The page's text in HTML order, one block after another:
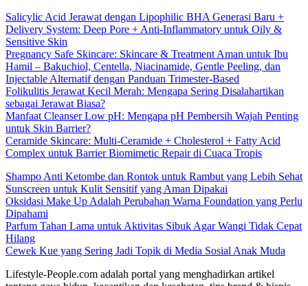
Salicylic Acid Jerawat dengan Lipophilic BHA Generasi Baru +
Delivery System: Deep Pore + Anti-Inflammatory untuk Oily &
Sensitive Skin
Pregnancy Safe Skincare: Skincare & Treatment Aman untuk Ibu
Hamil – Bakuchiol, Centella, Niacinamide, Gentle Peeling, dan
Injectable Alternatif dengan Panduan Trimester-Based
Folikulitis Jerawat Kecil Merah: Mengapa Sering Disalahartikan
sebagai Jerawat Biasa?
Manfaat Cleanser Low pH: Mengapa pH Pembersih Wajah Penting
untuk Skin Barrier?
Ceramide Skincare: Multi-Ceramide + Cholesterol + Fatty Acid
Complex untuk Barrier Biomimetic Repair di Cuaca Tropis
Shampo Anti Ketombe dan Rontok untuk Rambut yang Lebih Sehat
Sunscreen untuk Kulit Sensitif yang Aman Dipakai
Oksidasi Make Up Adalah Perubahan Warna Foundation yang Perlu
Dipahami
Parfum Tahan Lama untuk Aktivitas Sibuk Agar Wangi Tidak Cepat
Hilang
Cewek Kue yang Sering Jadi Topik di Media Sosial Anak Muda
Lifestyle-People.com adalah portal yang menghadirkan artikel